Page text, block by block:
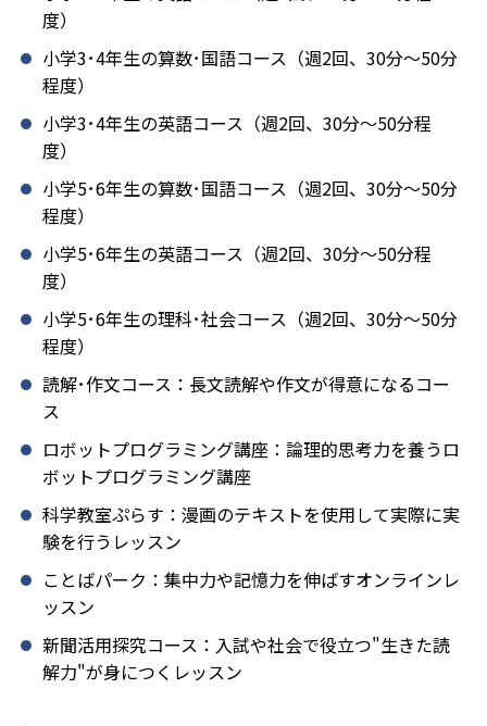
度）
小学3･4年生の算数･国語コース（週2回、30分～50分
程度）
小学3･4年生の英語コース（週2回、30分～50分程
度）
小学5･6年生の算数･国語コース（週2回、30分～50分
程度）
小学5･6年生の英語コース（週2回、30分～50分程
度）
小学5･6年生の理科･社会コース（週2回、30分～50分
程度）
読解･作文コース：長文読解や作文が得意になるコー
ス
ロボットプログラミング講座：論理的思考力を養うロ
ボットプログラミング講座
科学教室ぷらす：漫画のテキストを使用して実際に実
験を行うレッスン
ことばパーク：集中力や記憶力を伸ばすオンラインレ
ッスン
新聞活用探究コース：入試や社会で役立つ"生きた読
解力"が身につくレッスン